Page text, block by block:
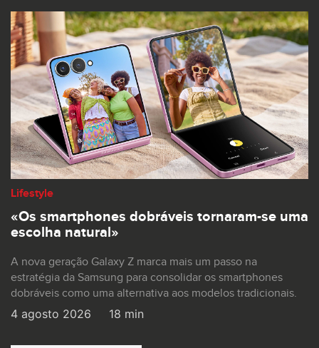
Lifestyle
«Os smartphones dobráveis tornaram-se uma
escolha natural»
A nova geração Galaxy Z marca mais um passo na
estratégia da Samsung para consolidar os smartphones
dobráveis como uma alternativa aos modelos tradicionais.
4 agosto 2026 18 min